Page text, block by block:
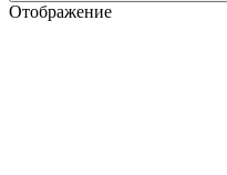
Отображение